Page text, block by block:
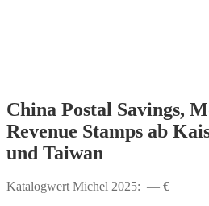
China Postal Savings,
Revenue Stamps ab Kaiserreich bis VRC
und Taiwan
Katalogwert Michel 2025: — €